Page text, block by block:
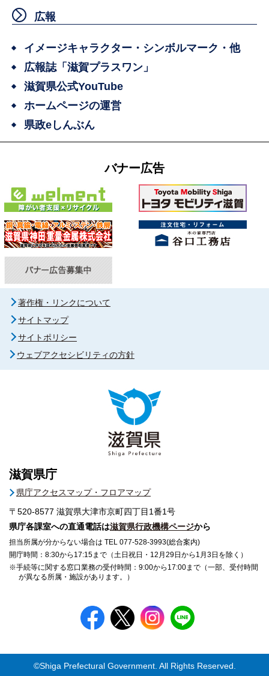
広報
イメージキャラクター・シンボルマーク・他
広報誌「滋賀プラスワン」
滋賀県公式YouTube
ホームページの運営
県政eしんぶん
バナー広告
著作権・リンクについて
サイトマップ
サイトポリシー
ウェブアクセシビリティの方針
滋賀県庁
県庁アクセスマップ・フロアマップ
〒520-8577 滋賀県大津市京町四丁目1番1号
県庁各課室への直通電話は滋賀県行政機構ページから
担当所属が分からない場合は TEL 077-528-3993(総合案内)
開庁時間：8:30から17:15まで（土日祝日・12月29日から1月3日を除く）
※手続等に関する窓口業務の受付時間：9:00から17:00まで（一部、受付時間
が異なる所属・施設があります。）
©Shiga Prefectural Government. All Rights Reserved.